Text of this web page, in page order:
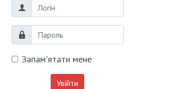
Логін
Пароль
Запам'ятати мене
Увійти